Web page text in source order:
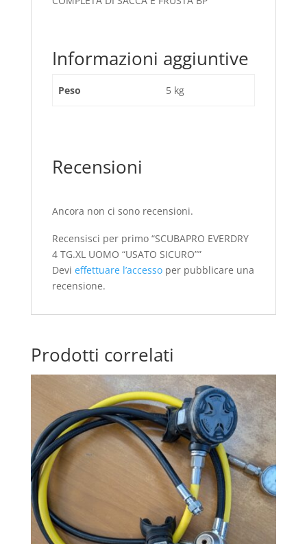
Informazioni aggiuntive
Peso 5 kg
Recensioni
Ancora non ci sono recensioni.
Recensisci per primo “SCUBAPRO EVERDRY
4 TG.XL UOMO “USATO SICURO””
Devi effettuare l’accessoper pubblicare una
recensione.
Prodotti correlati